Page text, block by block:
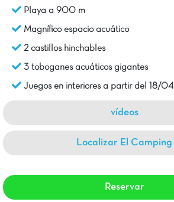
Playa a 900 m
Magnífico espacio acuático
2 castillos hinchables
3 toboganes acuáticos gigantes
Juegos en interiores a partir del 18/04
vídeos
Localizar El Camping
Reservar